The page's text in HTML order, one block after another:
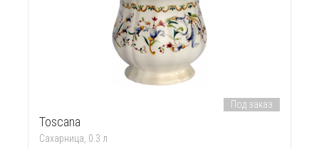
Toscana
Сахарница, 0.3 л
Под заказ